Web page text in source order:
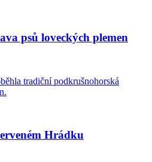
psů loveckých plemen
tradiční podkrušnohorská
Hrádku